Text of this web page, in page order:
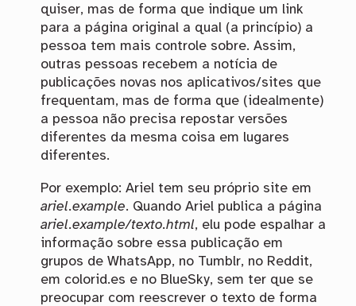
quiser, mas de forma que indique um link
para a página original a qual (a princípio) a
pessoa tem mais controle sobre. Assim,
outras pessoas recebem a notícia de
publicações novas nos aplicativos/sites que
frequentam, mas de forma que (idealmente)
a pessoa não precisa repostar versões
diferentes da mesma coisa em lugares
diferentes.
Por exemplo: Ariel tem seu próprio site em
ariel.example. Quando Ariel publica a página
ariel.example/texto.html, elu pode espalhar a
informação sobre essa publicação em
grupos de WhatsApp, no Tumblr, no Reddit,
em colorid.es e no BlueSky, sem ter que se
preocupar com reescrever o texto de forma